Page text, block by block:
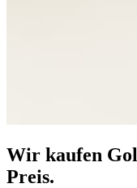
Wir kaufen
Preis.